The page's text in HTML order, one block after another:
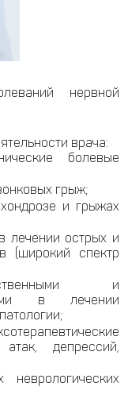
нервной
врача:
болевые
грыж;
и грыжах
лечении острых и
(широкий спектр
и
в лечении
депрессий,
неврологических